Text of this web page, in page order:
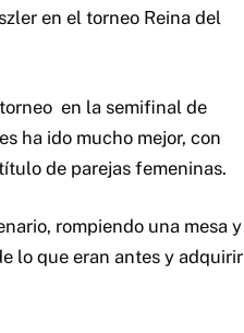
en el torneo Reina del
en la semifinal de
ha ido mucho mejor, con
de parejas femeninas.
rompiendo una mesa y
lo que eran antes y adquirir